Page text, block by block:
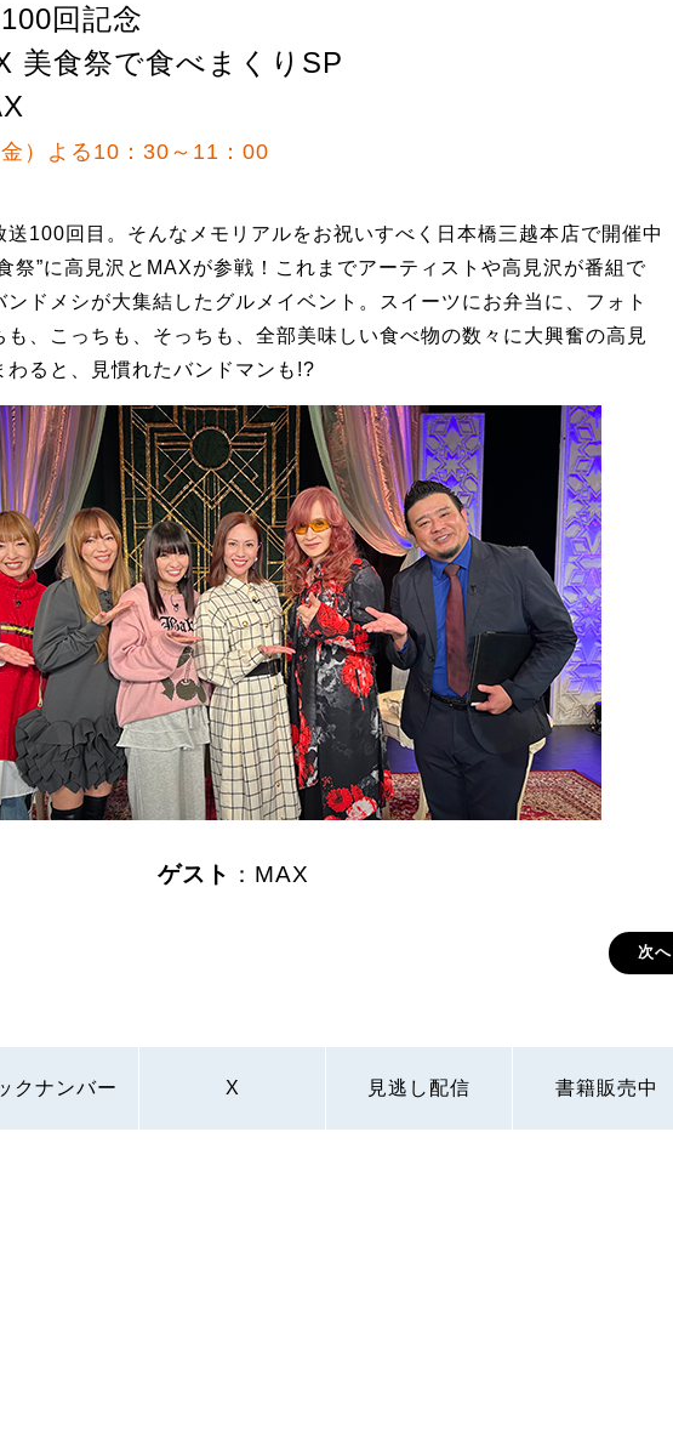
回記念
美食祭で食べまくりSP
）よる10：30～11：00
送100回目。そんなメモリアルをお祝いすべく日本橋三越本店で開催中
祭”に高見沢とMAXが参戦！これまでアーティストや高見沢が番組で
ドメシが大集結したグルメイベント。スイーツにお弁当に、フォト
も、こっちも、そっちも、全部美味しい食べ物の数々に大興奮の高見
わると、見慣れたバンドマンも!?
ゲスト ：MAX
次へ
クナンバー X 見逃し配信 書籍販売中